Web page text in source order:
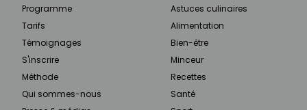
Programme
Tarifs
Témoignages
S'inscrire
Méthode
Qui sommes-nous
Astuces culinaires
Alimentation
Bien-être
Minceur
Recettes
Santé